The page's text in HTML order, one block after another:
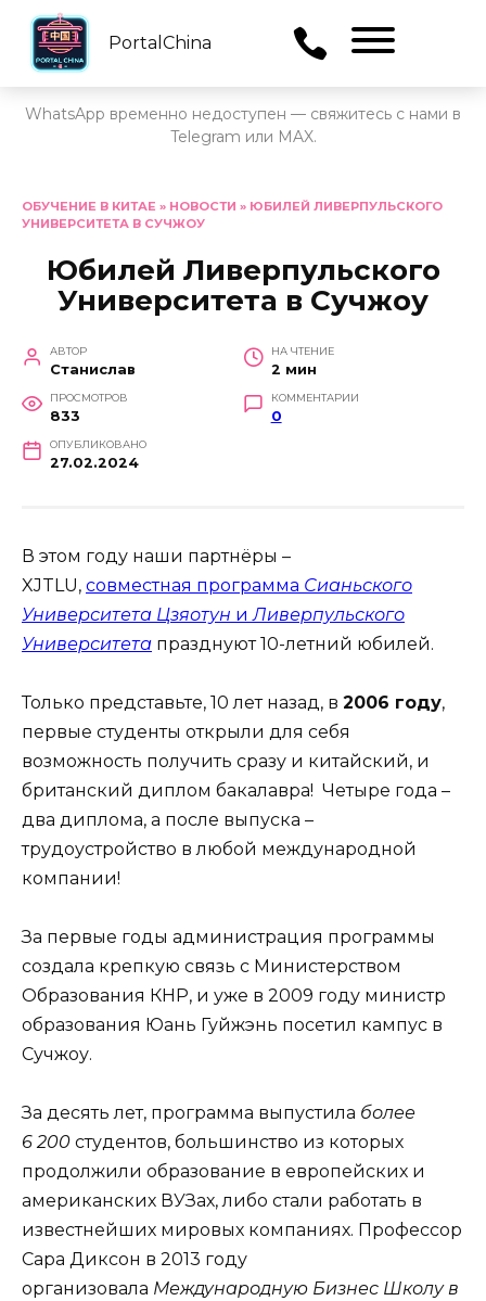
PortalChina
WhatsApp временно недоступен — свяжитесь с нами в
Telegram или MAX.
содержанию
ОБУЧЕНИЕ В КИТАЕ » НОВОСТИ » ЮБИЛЕЙ ЛИВЕРПУЛЬСКОГО
УНИВЕРСИТЕТА В СУЧЖОУ
Юбилей Ливерпульского
Университета в Сучжоу
АВТОР
Станислав
НА ЧТЕНИЕ
2 мин
ПРОСМОТРОВ
833
КОММЕНТАРИИ
0
ОПУБЛИКОВАНО
27.02.2024
В этом году наши партнёры –
XJTLU, совместная программа Сианьского
Университета Цзяотун и Ливерпульского
Университета празднуют 10-летний юбилей.
Только представьте, 10 лет назад, в 2006 году,
первые студенты открыли для себя
возможность получить сразу и китайский, и
британский диплом бакалавра! Четыре года –
два диплома, а после выпуска –
трудоустройство в любой международной
компании!
За первые годы администрация программы
создала крепкую связь с Министерством
Образования КНР, и уже в 2009 году министр
образования Юань Гуйжэнь посетил кампус в
Сучжоу.
За десять лет, программа выпустила более
6 200 студентов, большинство из которых
продолжили образование в европейских и
американских ВУЗах, либо стали работать в
известнейших мировых компаниях. Профессор
Сара Диксон в 2013 году
организовала Международную Бизнес Школу в